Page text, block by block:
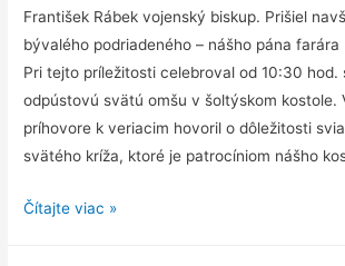
František Rábek vojenský biskup. Prišiel
bývalého podriadeného – nášho pána farára
Pri tejto príležitosti celebroval od 10:30 hod.
odpústovú svätú omšu v šoltýskom kostole.
príhovore k veriacim hovoril o dôležitosti
svätého kríža, ktoré je patrocíniom nášho
Návšteva
Čítajte viac »